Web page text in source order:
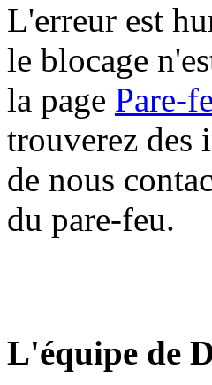
L'erreur est
le blocage
la page Pare-
trouverez des
de nous
du pare-feu.
L'équipe de